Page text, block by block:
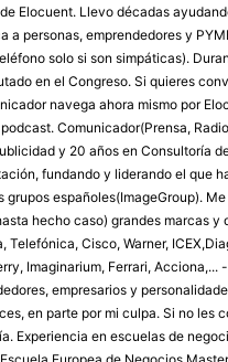
Elocuent. Llevo décadas
a personas, emprendedores y
solo si son simpáticas).
en el Congreso. Si quieres
navega ahora mismo por
Comunicador(Prensa,
y 20 años en Consultoría
fundando y liderando el que
grupos españoles(ImageGroup).
hecho caso) grandes marcas y
Telefónica, Cisco, Warner,
Imaginarium, Ferrari, Acciona,...
empresarios y
en parte por mi culpa. Si no les
Experiencia en escuelas de